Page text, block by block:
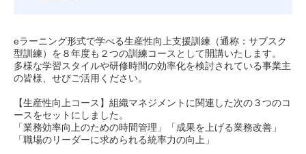
eラーニング形式で学べる生産性向上支援訓練（通称：サブスク
型訓練）を８年度も２つの訓練コースとして開講いたします。
多様な学習スタイルや研修時間の効率化を検討されている事業主
の皆様、せびご活用ください。
【生産性向上コース】組織マネジメントに関連した次の３つのコ
ースをセットにしました。
「業務効率向上のための時間管理」「成果を上げる業務改善」
「職場のリーダーに求められる統率力の向上」